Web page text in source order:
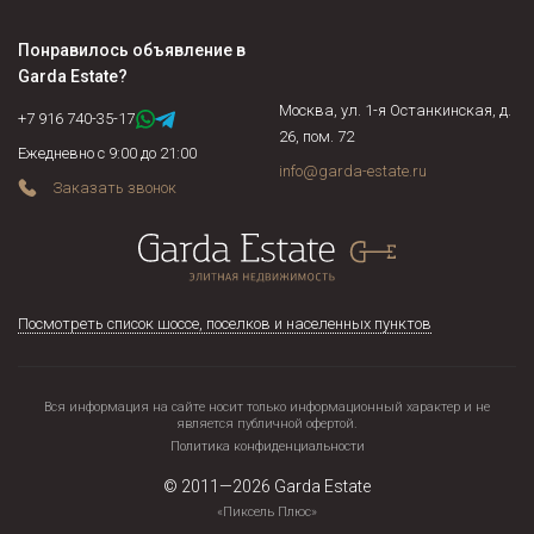
залоге у банка. Если объект недвижимости продается по
доверенности, нужно подтвердить действительность
доверенности на момент сделки и т.д.
Понравилось объявление в
Garda Estate?
+7 916 740-35-17
Ежедневно с 9:00 до 21:00
Заказать звонок
Москва, ул. 1-я Останкинская, д.
26, пом. 72
info@garda-estate.ru
Посмотреть список шоссе, поселков и населенных пунктов
Вся информация на сайте носит только информационный характер и не
является публичной офертой.
Политика конфиденциальности
© 2011—2026 Garda Estate
«Пиксель Плюс»